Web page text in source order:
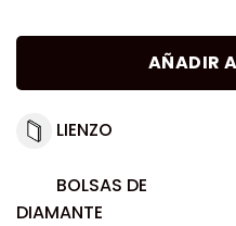
AÑADIR
LIENZO
BOLSAS DE
DIAMANTE